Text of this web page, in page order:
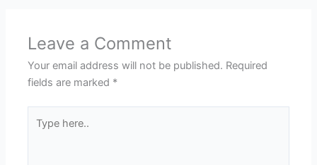
Leave a Comment
Your email address will not be published. Required
fields are marked *
here..